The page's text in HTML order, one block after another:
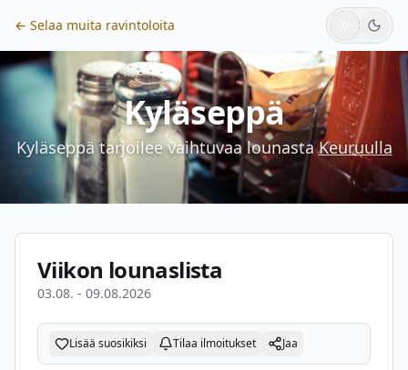
← Selaa muita ravintoloita
Kyläseppä
Kyläseppätarjoilee vaihtuvaa lounasta Keuruulla
Viikon lounaslista
03.08. - 09.08.2026
Lisää suosikiksi Tilaa ilmoitukset Jaa